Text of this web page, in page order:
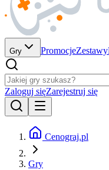
Gry PromocjeZestawy
Zaloguj sięZarejestruj się
Cenograj.pl
Gry